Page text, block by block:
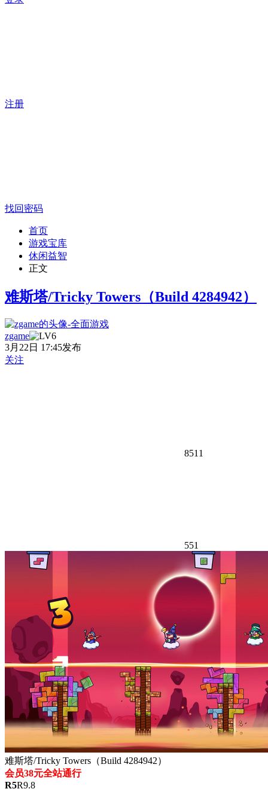
注册
找回密码
首页
游戏宝库
休闲益智
正文
难斯塔/Tricky Towers（Build 4284942）
zgame
3月22日 17:45发布
关注
8511
551
难斯塔/Tricky Towers（Build 4284942）
会员38元全站通行
R5R9.8